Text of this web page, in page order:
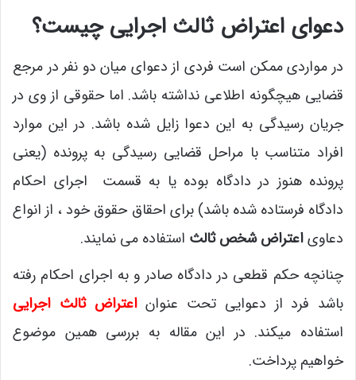
دعوای اعتراض ثالث اجرایی چیست؟
در مواردی ممکن است فردی از دعوای میان دو نفر در مرجع
قضایی هیچگونه اطلاعی نداشته باشد. اما حقوقی از وی در
جریان رسیدگی به این دعوا زایل شده باشد. در این موارد
افراد متناسب با مراحل قضایی رسیدگی به پرونده (یعنی
پرونده هنوز در دادگاه بوده یا به قسمت اجرای احکام
دادگاه فرستاده شده باشد) برای احقاق حقوق خود ، از انواع
دعاویاعتراض شخص ثالث استفاده می نمایند.
چنانچه حکم قطعی در دادگاه صادر و به اجرای احکام رفته
باشد فرد از دعوایی تحت عنواناعتراض ثالث اجرایی
استفاده میکند. در این مقاله به بررسی همین موضوع
خواهیم پرداخت.